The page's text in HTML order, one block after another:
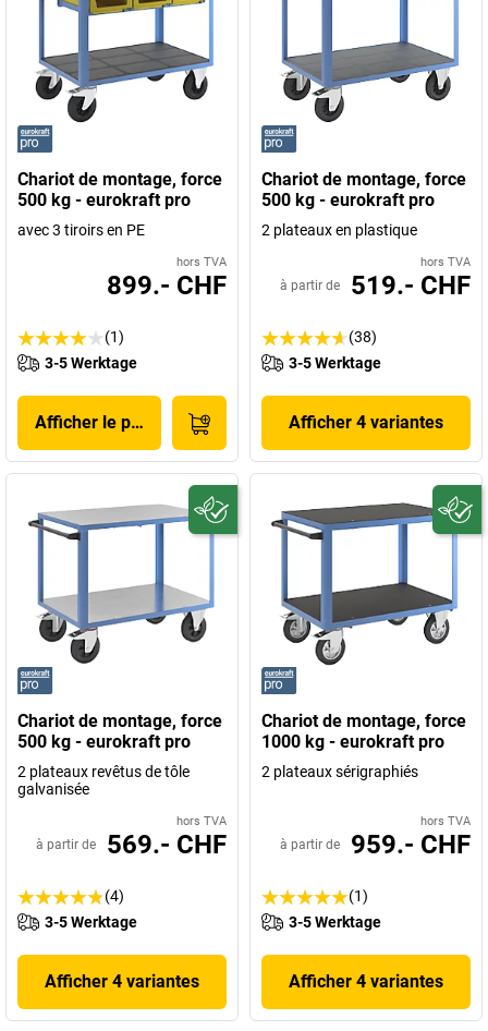
Chariot de montage, force
500 kg - eurokraft pro
avec 3 tiroirs en PE
hors TVA
899.- CHF
(1)
3-5 Werktage
Afficher le produit
Chariot de montage, force
500 kg - eurokraft pro
2 plateaux en plastique
hors TVA
à partir de 519.- CHF
(38)
3-5 Werktage
Afficher 4 variantes
Chariot de montage, force
500 kg - eurokraft pro
2 plateaux revêtus de tôle
galvanisée
hors TVA
à partir de 569.- CHF
(4)
3-5 Werktage
Afficher 4 variantes
Chariot de montage, force
1000 kg - eurokraft pro
2 plateaux sérigraphiés
hors TVA
à partir de 959.- CHF
(1)
3-5 Werktage
Afficher 4 variantes